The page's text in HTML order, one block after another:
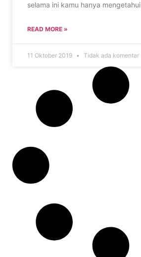
selama ini kamu hanya mengetahui
READ MORE »
11 Oktober 2019 Tidak ada komentar